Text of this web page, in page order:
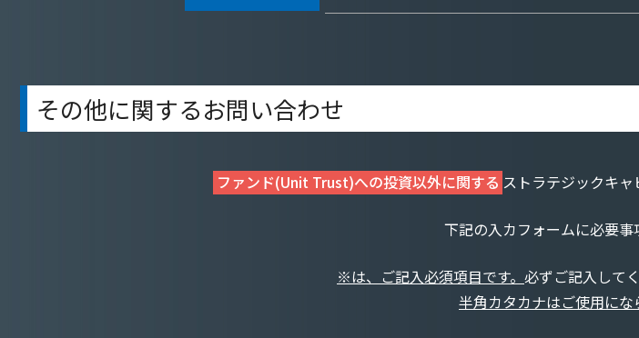
その他に関するお問い合わせ
ファンド(Unit Trust)への投資以外に関する ストラテジックキャ
下記の入カフォームに必要事
※は、ご記入必須項目です。 必ずご記入して
半角カタカナはご使用にな